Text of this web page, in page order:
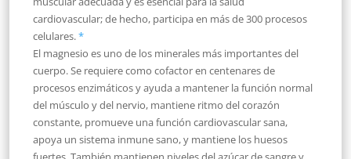
cardiovascular; de hecho, participa en más de 300 procesos
celulares.*
El magnesio es uno de los minerales más importantes del
cuerpo. Se requiere como cofactor en centenares de
procesos enzimáticos y ayuda a mantener la función normal
del músculo y del nervio, mantiene ritmo del corazón
constante, promueve una función cardiovascular sana,
apoya un sistema inmune sano, y mantiene los huesos